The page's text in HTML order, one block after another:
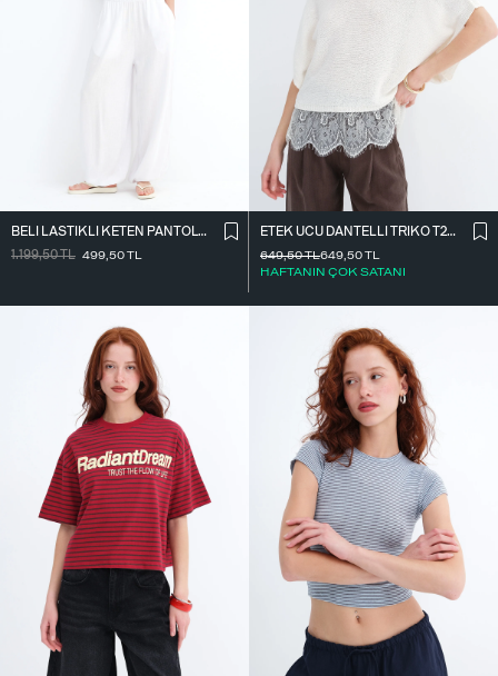
BELI LASTIKLI KETEN PANTOLON PN18273
1.199,50TL 499,50TL
ETEK UCU DANTELLI TRIKO T261025
649,50TL
HAFTANIN ÇOK SATANI
649,50TL